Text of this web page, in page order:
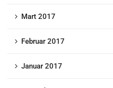
Mart 2017
Februar 2017
Januar 2017